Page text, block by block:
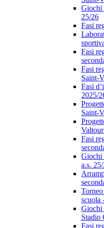
Giochi
25/26
Fasi
Fasi
Fasi
Saint-
Fasi
2025/
Saint-
Fasi
Giochi
a.s.
scuola
Giochi
Stadio
Fasi